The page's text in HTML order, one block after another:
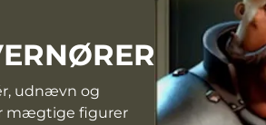
udnævn og
mægtige figurer